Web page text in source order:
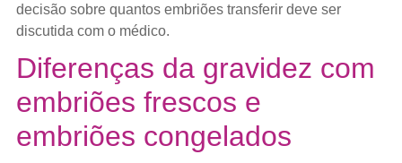
decisão sobre quantos embriões transferir deve ser
discutida com o médico.
Diferenças da gravidez com
embriões frescos e
embriões congelados